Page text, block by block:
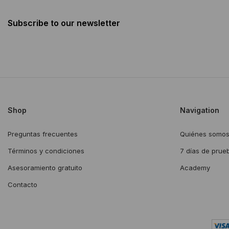
Subscribe to our newsletter
Shop
Preguntas frecuentes
Términos y condiciones
Asesoramiento gratuito
Contacto
Navigation
Quiénes somos
7 días de
Academy